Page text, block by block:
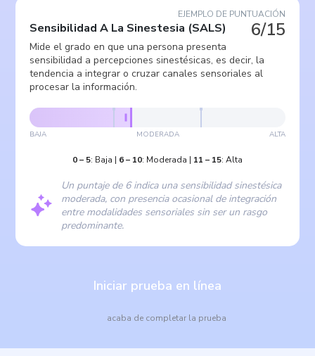
EJEMPLO DE PUNTUACIÓN
6/15
Sensibilidad A La Sinestesia (SALS)
Mide el grado en que una persona presenta
sensibilidad a percepciones sinestésicas, es decir, la
tendencia a integrar o cruzar canales sensoriales al
procesar la información.
BAJA MODERADA ALTA
0– 5: Baja | 6– 10: Moderada | 11 – 15: Alta
Un puntaje de 6 indica una sensibilidad sinestésica
moderada, con presencia ocasional de integración
entre modalidades sensoriales sin ser un rasgo
predominante.
Iniciar prueba en línea
acaba de completar la prueba